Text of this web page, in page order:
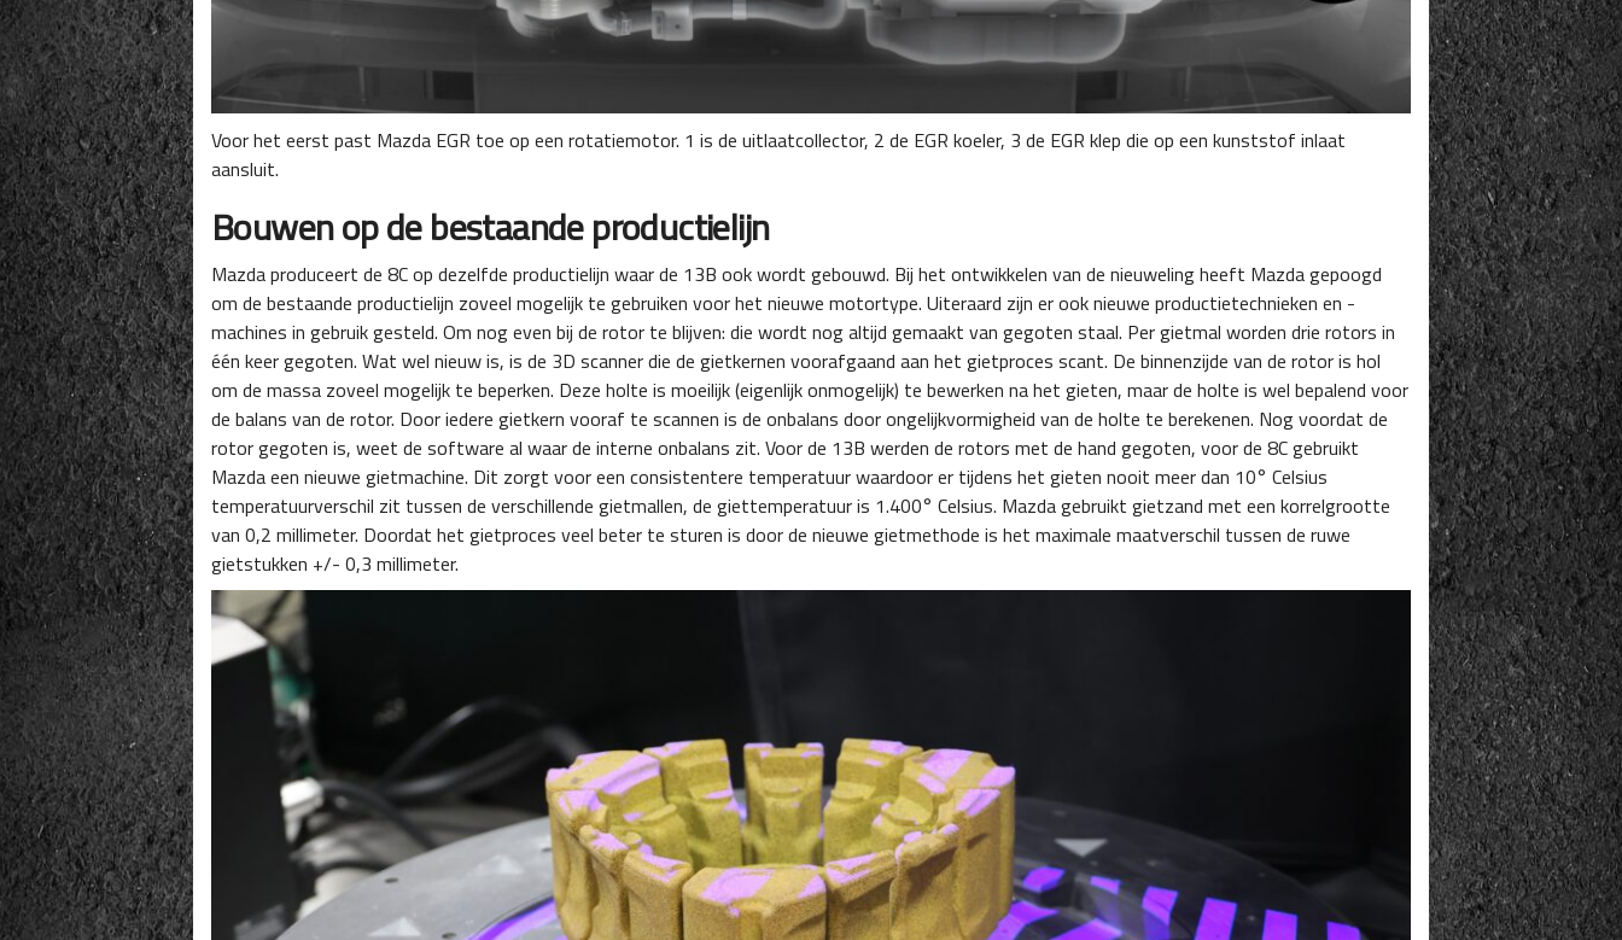
Voor het eerst past Mazda EGR toe op een rotatiemotor. 1 is de uitlaatcollector, 2 de EGR koeler, 3 de EGR klep die op een kunststof inlaat
aansluit.
Bouwen op de bestaande productielijn
Mazda produceert de 8C op dezelfde productielijn waar de 13B ook wordt gebouwd. Bij het ontwikkelen van de nieuweling heeft Mazda gepoogd
om de bestaande productielijn zoveel mogelijk te gebruiken voor het nieuwe motortype. Uiteraard zijn er ook nieuwe productietechnieken en -
machines in gebruik gesteld. Om nog even bij de rotor te blijven: die wordt nog altijd gemaakt van gegoten staal. Per gietmal worden drie rotors in
één keer gegoten. Wat wel nieuw is, is de 3D scanner die de gietkernen voorafgaand aan het gietproces scant. De binnenzijde van de rotor is hol
om de massa zoveel mogelijk te beperken. Deze holte is moeilijk (eigenlijk onmogelijk) te bewerken na het gieten, maar de holte is wel bepalend voor
de balans van de rotor. Door iedere gietkern vooraf te scannen is de onbalans door ongelijkvormigheid van de holte te berekenen. Nog voordat de
rotor gegoten is, weet de software al waar de interne onbalans zit. Voor de 13B werden de rotors met de hand gegoten, voor de 8C gebruikt
Mazda een nieuwe gietmachine. Dit zorgt voor een consistentere temperatuur waardoor er tijdens het gieten nooit meer dan 10° Celsius
temperatuurverschil zit tussen de verschillende gietmallen, de giettemperatuur is 1.400° Celsius. Mazda gebruikt gietzand met een korrelgrootte
van 0,2 millimeter. Doordat het gietproces veel beter te sturen is door de nieuwe gietmethode is het maximale maatverschil tussen de ruwe
gietstukken +/- 0,3 millimeter.